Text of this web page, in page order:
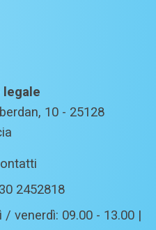
legale
10 - 25128
2452818
/ venerdì: 09.00 - 13.00 |